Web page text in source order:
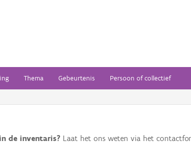
Thema Gebeurtenis Persoon of collectief
de inventaris? Laat het ons weten via het